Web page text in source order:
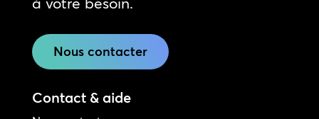
Nous contacter
Contact & aide